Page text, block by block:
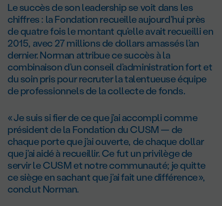
Le succès de son leadership se voit dans les
chiffres : la Fondation recueille aujourd’hui près
de quatre fois le montant qu’elle avait recueilli en
2015, avec 27 millions de dollars amassés l’an
dernier. Norman attribue ce succès à la
combinaison d’un conseil d’administration fort et
du soin pris pour recruter la talentueuse équipe
de professionnels de la collecte de fonds.
« Je suis si fier de ce que j’ai accompli comme
président de la Fondation du CUSM — de
chaque porte que j’ai ouverte, de chaque dollar
que j’ai aidé à recueillir. Ce fut un privilège de
servir le CUSM et notre communauté; je quitte
ce siège en sachant que j’ai fait une différence »,
conclut Norman.